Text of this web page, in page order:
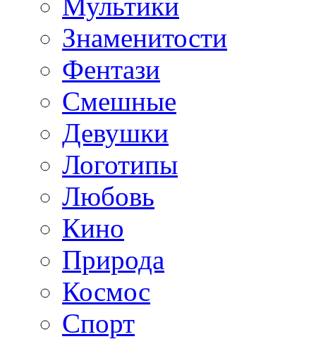
Знаменитости
Фентази
Смешные
Девушки
Логотипы
Любовь
Кино
Природа
Космос
Спорт